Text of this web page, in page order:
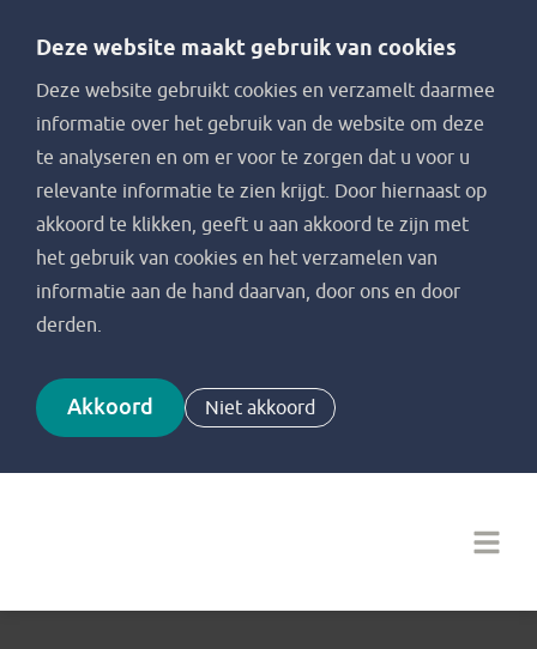
Deze website maakt gebruik van cookies
Deze website gebruikt cookies en verzamelt daarmee
informatie over het gebruik van de website om deze
te analyseren en om er voor te zorgen dat u voor u
relevante informatie te zien krijgt. Door hiernaast op
akkoord te klikken, geeft u aan akkoord te zijn met
het gebruik van cookies en het verzamelen van
informatie aan de hand daarvan, door ons en door
derden.
Akkoord Niet akkoord